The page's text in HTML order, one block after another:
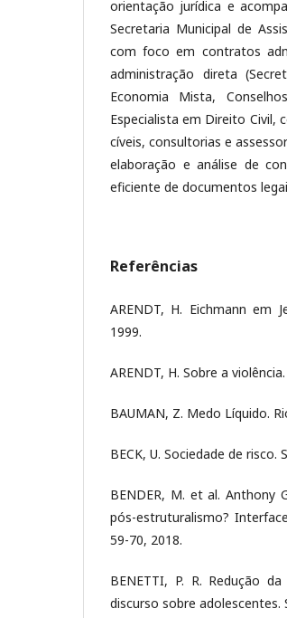
orientação jurídica e
Secretaria Municipal de
com foco em contratos
administração direta
Economia Mista,
Especialista em Direito Civil,
cíveis, consultorias e
elaboração e análise de
eficiente de documentos
Referências
ARENDT, H. Eichmann em
1999.
ARENDT, H. Sobre a
BAUMAN, Z. Medo Líquido.
BECK, U. Sociedade de risco.
BENDER, M. et al. Anthony
pós-estruturalismo?
59-70, 2018.
BENETTI, P. R. Redução
discurso sobre adolescentes.